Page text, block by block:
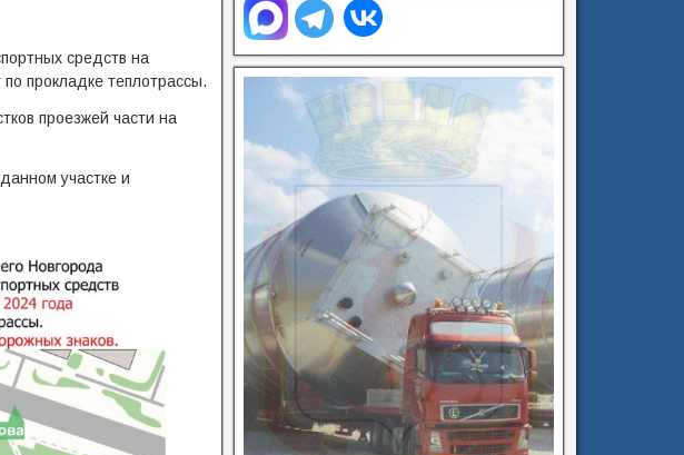
средств на
прокладке теплотрассы.
проезжей части на
участке и